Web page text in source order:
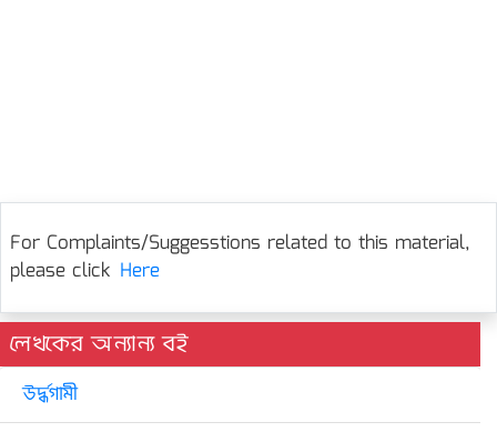
For Complaints/Suggesstions related to this material,
please click Here
লেখকের অন্যান্য বই
উর্দ্ধগামী